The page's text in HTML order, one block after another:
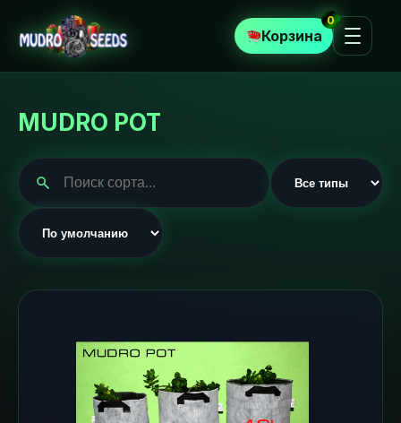
Корзина
0
MUDRO POT